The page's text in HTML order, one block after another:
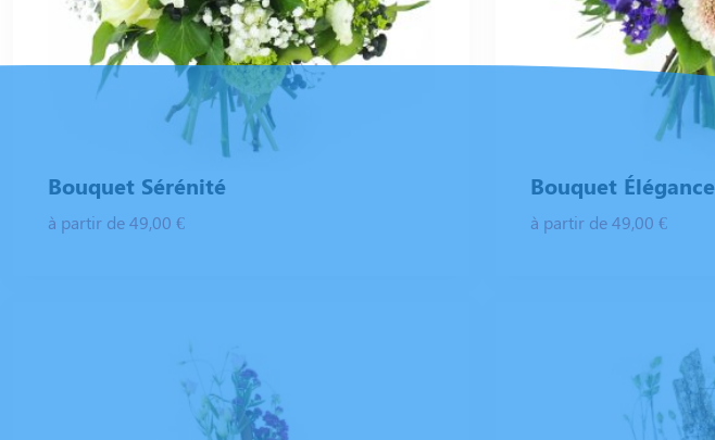
Bouquet Sérénité
à partir de 49,00 €
Bouquet Élégance
à partir de 49,00 €